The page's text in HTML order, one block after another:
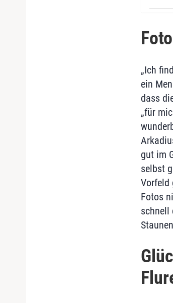
„Ich
ein
dass
„für
gut im
selbst
Vorfeld
Fotos
schnell